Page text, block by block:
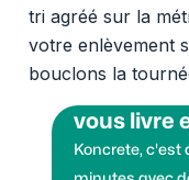
tri agréé sur la
votre enlèvement
bouclons la
vous livre
Koncrete, c'est